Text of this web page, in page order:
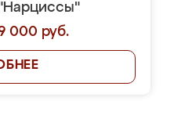
000 руб.